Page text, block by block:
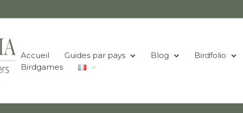
Accueil Guides par pays Blog
Birdfolio
Birdgames